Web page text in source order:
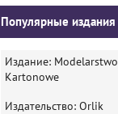
Популярные издания
Издание: Modelarstwo
Kartonowe
Издательство: Orlik